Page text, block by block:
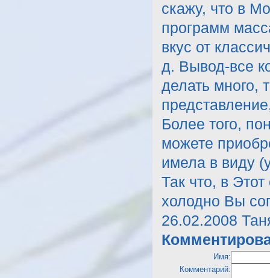
скажу, что в
программ
вкус от
д. Вывод-все
делать много,
Более того,
можете
имела в виду
Так что, в
холодно Вы
26.02.2008
Имя:
Комментарий: